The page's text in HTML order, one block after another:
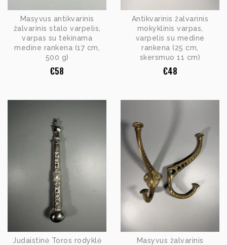
Masyvus antikvarinis
žalvarinis stalo varpelis,
varpas su tekinama
medine rankena (17 cm,
500 g)
€58
Antikvarinis žalvarinis
mokyklinis varpas,
varpelis su medine
rankena (25 cm,
skersmuo 11 cm)
€48
Judaistinė Toros rodyklė
Masyvus žalvarinis